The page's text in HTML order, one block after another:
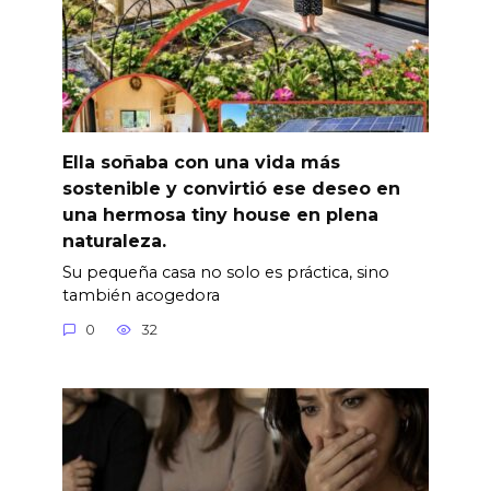
Ella soñaba con una vida más
sostenible y convirtió ese deseo en
una hermosa tiny house en plena
naturaleza.
Su pequeña casa no solo es práctica, sino
también acogedora
0 32